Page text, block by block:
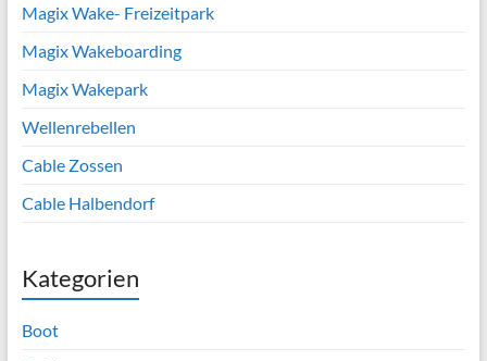
Magix Wake- Freizeitpark
Magix Wakeboarding
Magix Wakepark
Wellenrebellen
Cable Zossen
Cable Halbendorf
Kategorien
Boot